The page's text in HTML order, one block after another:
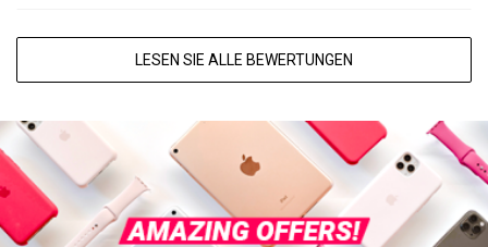
LESEN SIE ALLE BEWERTUNGEN